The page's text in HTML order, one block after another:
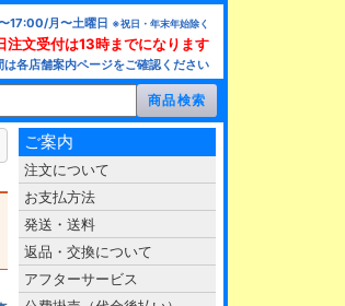
17:00/月〜土曜日 ※祝日・年末年始除く
注文受付は13時までになります
は各店舗案内ページをご確認ください
ご案内
注文について
お支払方法
発送・送料
返品・交換について
アフターサービス